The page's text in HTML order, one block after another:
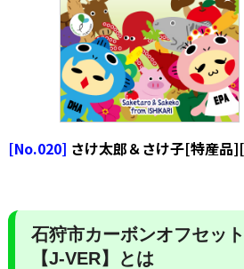
[No.020] さけ太郎＆さけ子[特産品
石狩市カーボンオフセッ
【J-VER】とは